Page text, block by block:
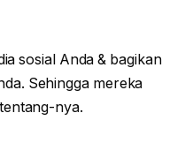
sosial Anda & bagikan
Sehingga mereka
nya.